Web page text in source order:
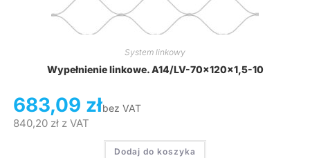
System linkowy
Wypełnienie linkowe. A14/LV-70x120x1,5-10
683,09 złbez VAT
840,20 złz VAT
Dodaj do koszyka